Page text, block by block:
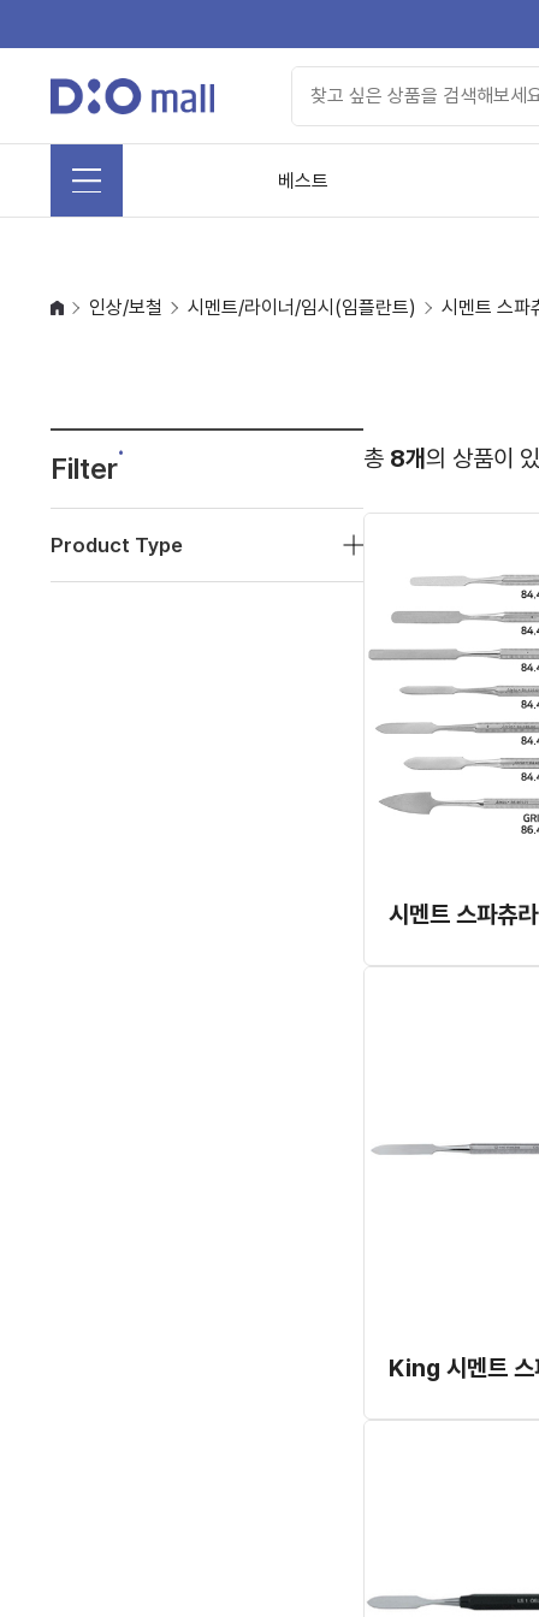
베스트
인상/보철 시멘트/라이너/임시(임플란트) 시멘트 스파
Filter
Product Type
총 8개의 상품이
시멘트 스파츄